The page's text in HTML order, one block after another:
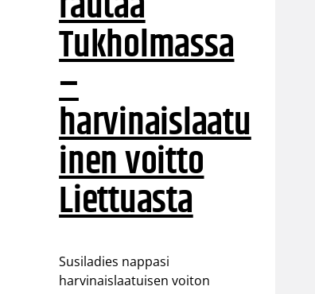
Tukholmassa
–
harvinaislaatu
inen voitto
Liettuasta
Susiladies nappasi
harvinaislaatuisen voiton